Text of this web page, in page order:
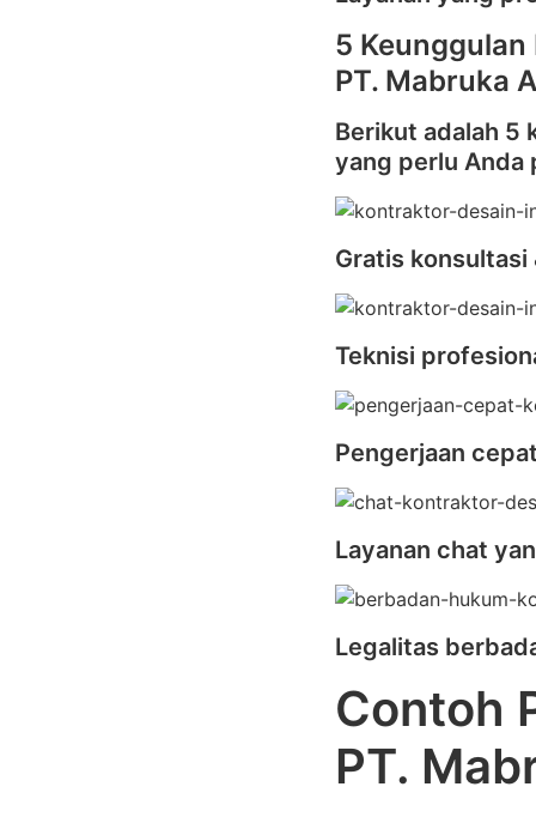
5
PT. Mabruka
Berikut adalah 5
yang perlu Anda
Gratis konsultasi
Teknisi
Pengerjaan
Layanan chat
Legalitas
Contoh
PT.